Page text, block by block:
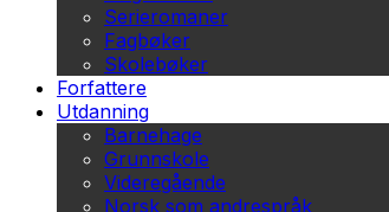
Serieromaner
Fagbøker
Skolebøker
Forfattere
Utdanning
Barnehage
Grunnskole
Videregående
Norsk som andrespråk